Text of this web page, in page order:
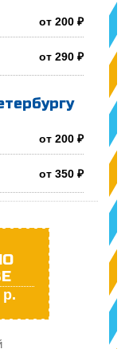
от 200 ₽
от 290 ₽
от 200 ₽
от 350 ₽
р.